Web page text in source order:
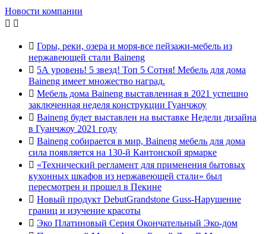
Новости компании
 
 Горы, реки, озера и моря-все пейзажи-мебель из
нержавеющей стали Baineng
 5А уровень! 5 звезд! Топ 5 Сотня! Мебель для дома
Baineng имеет множество наград.
 Мебель дома Baineng выставленная в 2021 успешно
заключенная неделя конструкции Гуанчжоу
 Baineng будет выставлен на выставке Недели дизайна
в Гуанчжоу 2021 году
 Baineng собирается в мир, Baineng мебель для дома
сила появляется на 130-й Кантонской ярмарке
 «Технический регламент для применения бытовых
кухонных шкафов из нержавеющей стали» был
пересмотрен и прошел в Пекине
 Новый продукт DebutGrandstone Guss-Нарушение
границ и изучение красоты
 Эко Платиновый Серия Окончательный Эко-дом